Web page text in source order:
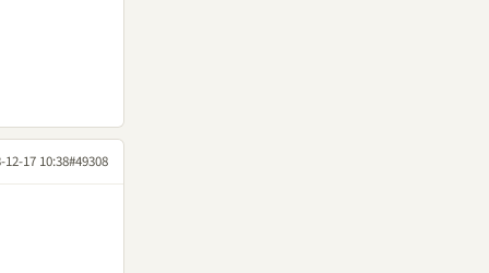
12-17 10:38#49308